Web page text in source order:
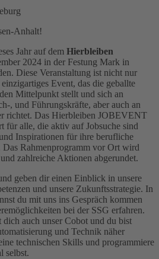
Anhalt!
Jahr auf dem Hierbleiben
2024 in der Festung Mark in
Diese Veranstaltung ist nicht nur
Event, das die geballte
Mittelpunkt stellt und sich an
, und Führungskräfte, aber auch an
richtet. Das Hierbleiben JOBEVENT
für alle, die aktiv auf Jobsuche sind
Inspirationen für ihre berufliche
Rahmenprogramm vor Ort wird
zahlreiche Aktionen abgerundet.
geben dir einen Einblick in unsere
und unsere Zukunftsstrategie. In
du mit uns ins Gespräch kommen
bei der SSG erfahren.
auch unser Cobot und du bist
und Technik näher
technischen Skills und programmiere
selbst.